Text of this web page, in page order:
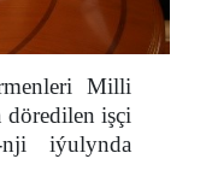
Milli
işçi
iýulynda